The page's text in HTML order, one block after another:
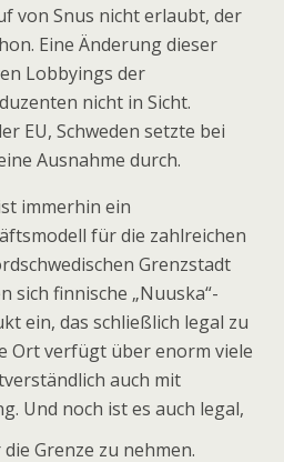
von Snus nicht erlaubt, der
Eine Änderung dieser
Lobbyings der
nicht in Sicht.
EU, Schweden setzte bei
Ausnahme durch.
immerhin ein
für die zahlreichen
Grenzstadt
sich finnische „Nuuska“-
ein, das schließlich legal zu
Ort verfügt über enorm viele
auch mit
Und noch ist es auch legal,
Grenze zu nehmen.